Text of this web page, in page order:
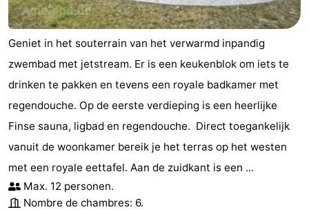
Piscines
-
Faire
du
vélo
-
Randonnée
-
Équitation
-
Surfen
-
Peche
Sportive
-
Equitation
-
Geniet in het souterrain van het verwarmd inpandig
zwembad met jetstream. Er is een keukenblok om iets te
drinken te pakken en tevens een royale badkamer met
regendouche. Op de eerste verdieping is een heerlijke
Finse sauna, ligbad en regendouche. Direct toegankelijk
vanuit de woonkamer bereik je het terras op het westen
met een royale eettafel. Aan de zuidkant is een ...
Max. 12 personen.
Nombre de chambres: 6.